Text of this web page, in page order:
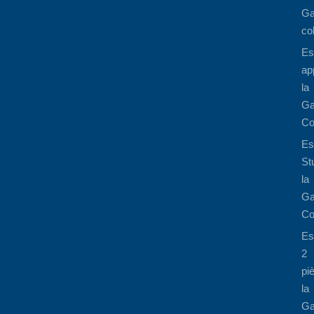
la
la
2
la